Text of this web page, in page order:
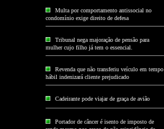
Multa por comportamento antissocial no
condomínio exige direito de defesa
Tribunal nega majoração de pensão para
mulher cujo filho já tem o essencial.
Revenda que não transferiu veículo em tempo
hábil indenizará cliente prejudicado
Cadeirante pode viajar de graça de avião
Portador de câncer é isento de imposto de